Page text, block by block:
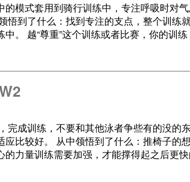
模式套用到骑行训练中，专注呼吸时对
悟到了什么：找到专注的支点，整个训
。 越“尊重”这个训练或者比赛，你的训练
完成训练，不要和其他泳者争些有的没
比较好。 从中领悟到了什么：推椅子的
力量训练需要加强，才能撑得起之后更